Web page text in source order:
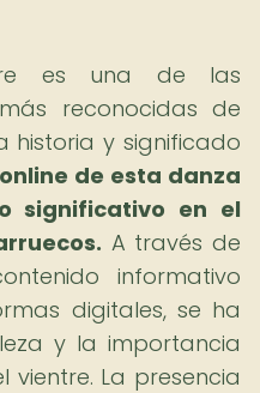
es una de las
reconocidas de
historia y significado
de esta danza
significativo en el
A través de
informativo
digitales, se ha
y la importancia
La presencia